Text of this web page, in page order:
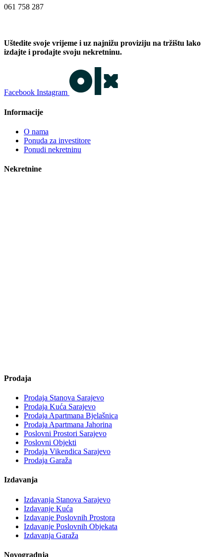
061 758 287
Uštedite svoje vrijeme i uz najnižu proviziju na tržištu lako
izdajte i prodajte svoju nekretninu.
Facebook Instagram
Informacije
O nama
Ponuda za investitore
Ponudi nekretninu
Nekretnine
Prodaja
Prodaja Stanova Sarajevo
Prodaja Kuća Sarajevo
Prodaja Apartmana Bjelašnica
Prodaja Apartmana Jahorina
Poslovni Prostori Sarajevo
Poslovni Objekti
Prodaja Vikendica Sarajevo
Prodaja Garaža
Izdavanja
Izdavanja Stanova Sarajevo
Izdavanje Kuća
Izdavanje Poslovnih Prostora
Izdavanje Poslovnih Objekata
Izdavanja Garaža
Novogradnja